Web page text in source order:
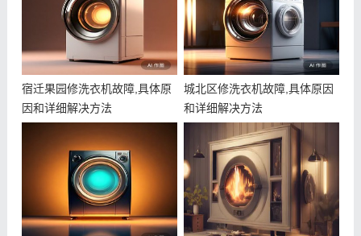
宿迁果园修洗衣机故障,具体原
因和详细解决方法
城北区修洗衣机故障,具体原因
和详细解决方法